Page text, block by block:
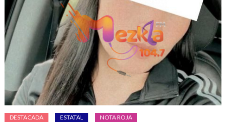
DESTACADA ESTATAL NOTA ROJA